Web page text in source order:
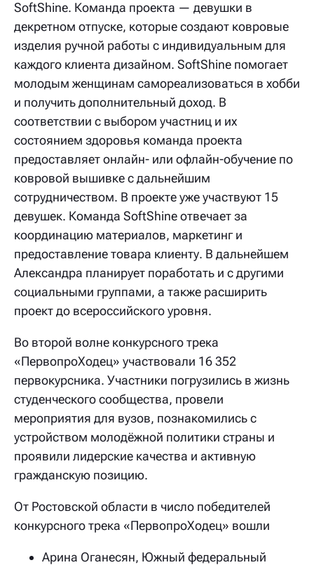
SoftShine. Команда проекта — девушки в
декретном отпуске, которые создают ковровые
изделия ручной работы с индивидуальным для
каждого клиента дизайном. SoftShine помогает
молодым женщинам самореализоваться в хобби
и получить дополнительный доход. В
соответствии с выбором участниц и их
состоянием здоровья команда проекта
предоставляет онлайн- или офлайн-обучение по
ковровой вышивке с дальнейшим
сотрудничеством. В проекте уже участвуют 15
девушек. Команда SoftShine отвечает за
координацию материалов, маркетинг и
предоставление товара клиенту. В дальнейшем
Александра планирует поработать и с другими
социальными группами, а также расширить
проект до всероссийского уровня.
Во второй волне конкурсного трека
«ПервопроХодец» участвовали 16 352
первокурсника. Участники погрузились в жизнь
студенческого сообщества, провели
мероприятия для вузов, познакомились с
устройством молодёжной политики страны и
проявили лидерские качества и активную
гражданскую позицию.
От Ростовской области в число победителей
конкурсного трека «ПервопроХодец» вошли
Арина Оганесян, Южный федеральный